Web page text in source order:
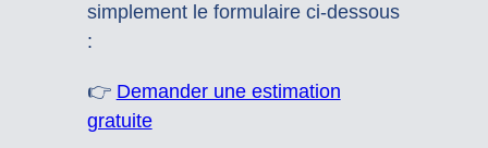
simplement le formulaire ci-dessous
:
👉 Demander une estimation
gratuite